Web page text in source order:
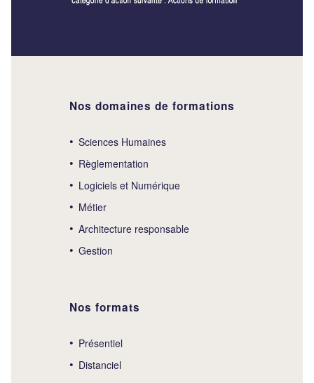
Nos domaines de formations
Sciences Humaines
Règlementation
Logiciels et Numérique
Métier
Architecture responsable
Gestion
Nos formats
Présentiel
Distanciel